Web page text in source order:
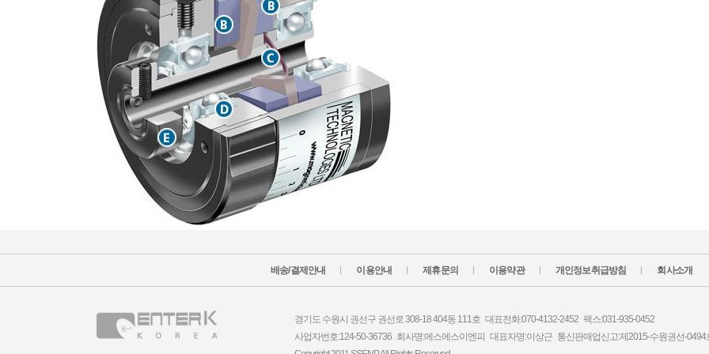
배송/결제안내 이용안내 제휴문의 이용약관 개인정보취급방침 회사소개
경기도 수원시 권선구 권선로 308-18 404동 111호 대표전화:070-4132-2452 팩스:031-935-0452
사업자번호:124-50-36736 회사명:에스에스이엔피 대표자명:이상근 통신판매업신고:제2015-수원권선-0494